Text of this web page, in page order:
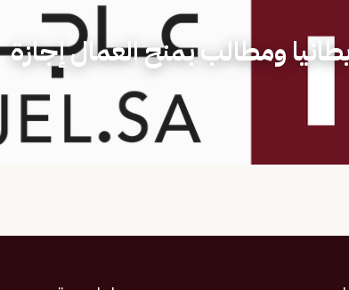
ببريطانيا ومطالب بمنح العمال إجازة